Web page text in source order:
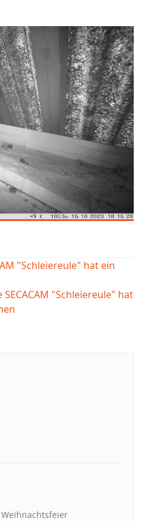
"Schleiereule" hat ein
SECACAM "Schleiereule" hat
Weihnachtsfeier